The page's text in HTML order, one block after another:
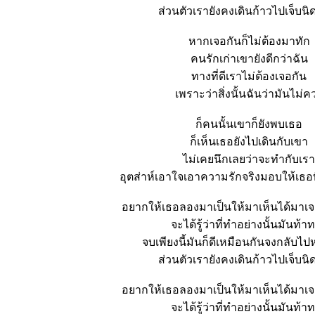
ส่วนตัวเรายังคงเดินก้าวไปเจ็บนิ
หากเจอกันก็ไม่ต้องมาทัก
คนรักเก่าเขายังดีกว่าฉัน
ทางที่ดีเราไม่ต้องเจอกัน
เพราะว่าสิ่งนั้นฉันว่ามันไม่ค
ก็คนนั้นเขาก็ยังพบเธอ
ก็เห็นเธอยังไปเดินกับเขา
ไม่เคยนึกเลยว่าจะทำกับเรา
อุตส่าห์เอาใจเอาความรักจริงมอบให้เธ
อยากให้เธอลองมาเป็นให้มาเห็นได้มาเ
จะได้รู้ว่าที่ทำอย่างนั้นมันท้
จบเพียงนี้มันก็ดีเหมือนกันจงกลับไป
ส่วนตัวเรายังคงเดินก้าวไปเจ็บนิ
อยากให้เธอลองมาเป็นให้มาเห็นได้มาเ
จะได้รู้ว่าที่ทำอย่างนั้นมันท้